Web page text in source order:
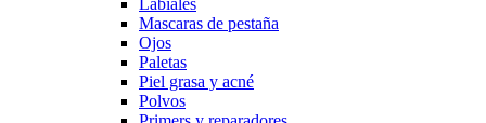
Labiales
Mascaras de pestaña
Ojos
Paletas
Piel grasa y acné
Polvos